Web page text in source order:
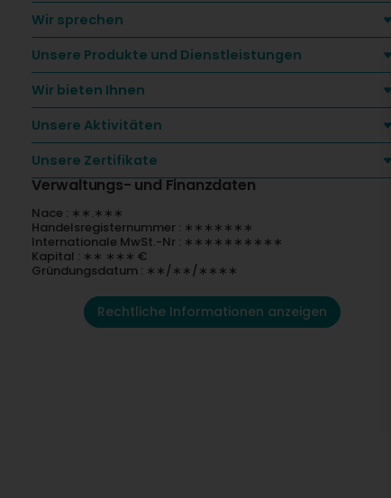
Wir sprechen
Unsere Produkte und Dienstleistungen
Wir bieten Ihnen
Unsere Aktivitäten
Unsere Zertifikate
Verwaltungs- und Finanzdaten
Nace : ∗∗.∗∗∗
Handelsregisternummer : ∗∗∗∗∗∗∗
Internationale MwSt.-Nr : ∗∗∗∗∗∗∗∗∗∗
Kapital : ∗∗ ∗∗∗ €
Gründungsdatum : ∗∗/∗∗/∗∗∗∗
Rechtliche Informationen anzeigen